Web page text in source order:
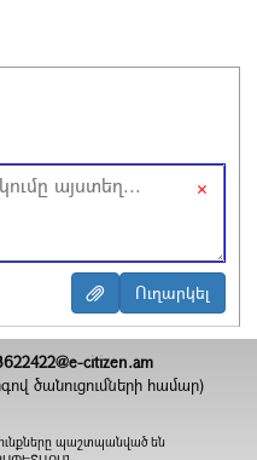
×
citizen.am
ծանուցումների համար)
պաշտպանված են